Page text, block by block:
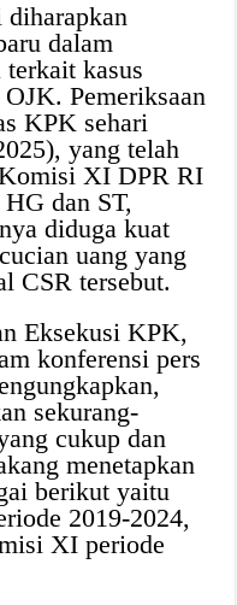
dalam
kasus
Pemeriksaan
KPK sehari
yang telah
Komisi XI DPR RI
dan ST,
diduga kuat
uang yang
CSR tersebut.
Eksekusi KPK,
konferensi pers
sekurang-
cukup dan
menetapkan
berikut yaitu
2019-2024,
XI periode